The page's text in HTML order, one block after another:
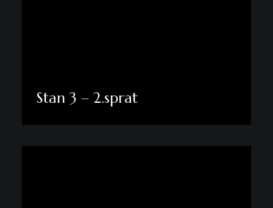
Stan 3 – 2.sprat